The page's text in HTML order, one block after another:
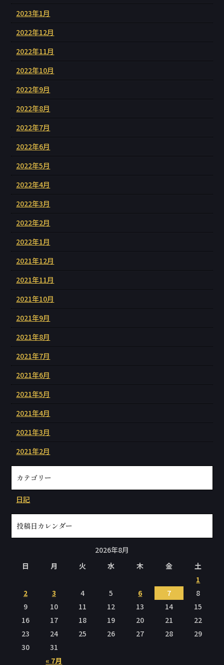
2023年1月
2022年12月
2022年11月
2022年10月
2022年9月
2022年8月
2022年7月
2022年6月
2022年5月
2022年4月
2022年3月
2022年2月
2022年1月
2021年12月
2021年11月
2021年10月
2021年9月
2021年8月
2021年7月
2021年6月
2021年5月
2021年4月
2021年3月
2021年2月
カテゴリー
日記
投稿日カレンダー
2026年8月
日
月 火 水 木 金 土
« 7月
1
2
3 4 5 6 7
8
9
10 11 12 13 14
15
16
17 18 19 20 21
22
23
24 25 26 27 28
29
30
31